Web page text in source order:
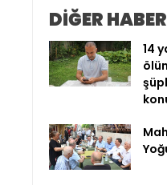
DİĞER
14